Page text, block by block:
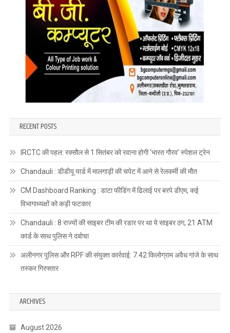
RECENT POSTS
IRCTC की पहल: रक्सौल से 1 सितंबर को रवाना होगी ‘भारत गौरव’ स्पेशल ट्रेन
Chandauli : डीडीयू यार्ड में मालगाड़ी की चपेट में आने से रेलकर्मी की मौत
CM Dashboard Ranking : डाटा फीडिंग में ढिलाई पर बरपे डीएम, कई
विभागाध्यक्षों को कड़ी फटकार
Chandauli : 8 राज्यों की साइबर टीम की रडार पर था ये साइबर ठग, 21 ATM
कार्ड के साथ पुलिस ने दबोचा
अलीनगर पुलिस और RPF की संयुक्त कार्रवाई: 7.42 किलोग्राम अवैध गांजे के साथ
तस्कर गिरफ्तार
ARCHIVES
August 2026